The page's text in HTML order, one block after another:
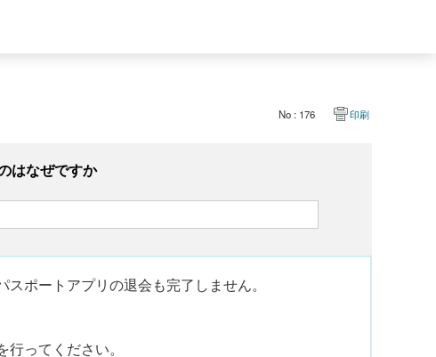
No : 176 印刷
はなぜですか
ポートアプリの退会も完了しません。
ってください。